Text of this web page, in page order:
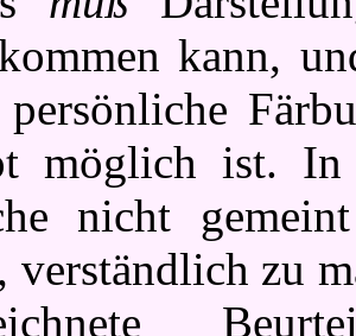
kann,
möglich ist.
nicht
verständlich zu